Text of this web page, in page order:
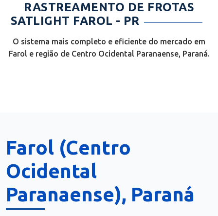
RASTREAMENTO DE FROTAS
SATLIGHT FAROL - PR
O sistema mais completo e eficiente do mercado em
Farol e região de Centro Ocidental Paranaense, Paraná.
Farol (Centro
Ocidental
Paranaense), Paraná